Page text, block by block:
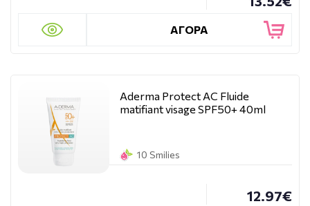
ΑΓΟΡΑ
Aderma Protect AC Fluide
matifiant visage SPF50+ 40ml
10 Smilies
12.97€